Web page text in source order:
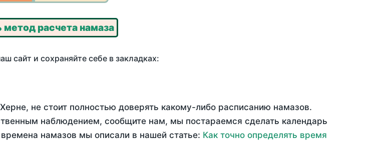
расчета намаза
сайт и сохраняйте себе в закладках:
не стоит полностью доверять какому-либо расписанию намазов.
наблюдением, сообщите нам, мы постараемся сделать календарь
намазов мы описали в нашей статье: Как точно определять время